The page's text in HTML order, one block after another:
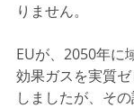
りません。
EUが、2050年に
効果ガスを実質
しましたが、その